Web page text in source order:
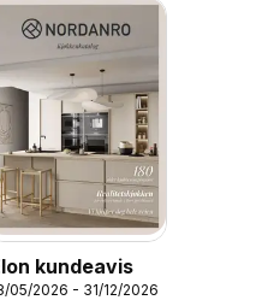
kundeavis
05/2026 - 31/12/2026